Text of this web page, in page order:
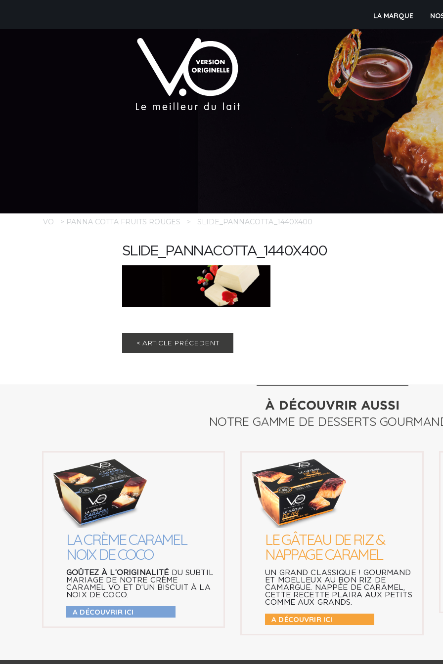
LA MARQUE
VO > PANNA COTTA FRUITS ROUGES > SLIDE_PANNACOTTA_1440X400
SLIDE_PANNACOTTA_1440X400
< ARTICLE PRÉCEDENT
À DÉCOUVRIR AUSSI
NOTRE GAMME DE DESSERTS
LA CRÈME CARAMEL
NOIX DE COCO
GOÛTEZ À L’ORIGINALITÉDU SUBTIL
MARIAGE DE NOTRE CRÈME
CARAMEL VO ET D’UN BISCUIT À LA
NOIX DE COCO.
A DÉCOUVRIR ICI
LE GÂTEAU DE RIZ &
NAPPAGE CARAMEL
UN GRAND CLASSIQUE ! GOURMAND
ET MOELLEUX AU BON RIZ DE
CAMARGUE. NAPPÉE DE CARAMEL,
CETTE RECETTE PLAIRA AUX PETITS
COMME AUX GRANDS.
A DÉCOUVRIR ICI